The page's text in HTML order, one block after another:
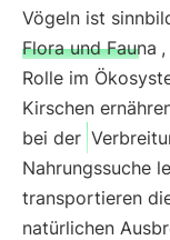
Vögeln ist
Flora und Fauna
Rolle im
Kirschen
bei der
Nahrungssuche
transportieren
natürlichen